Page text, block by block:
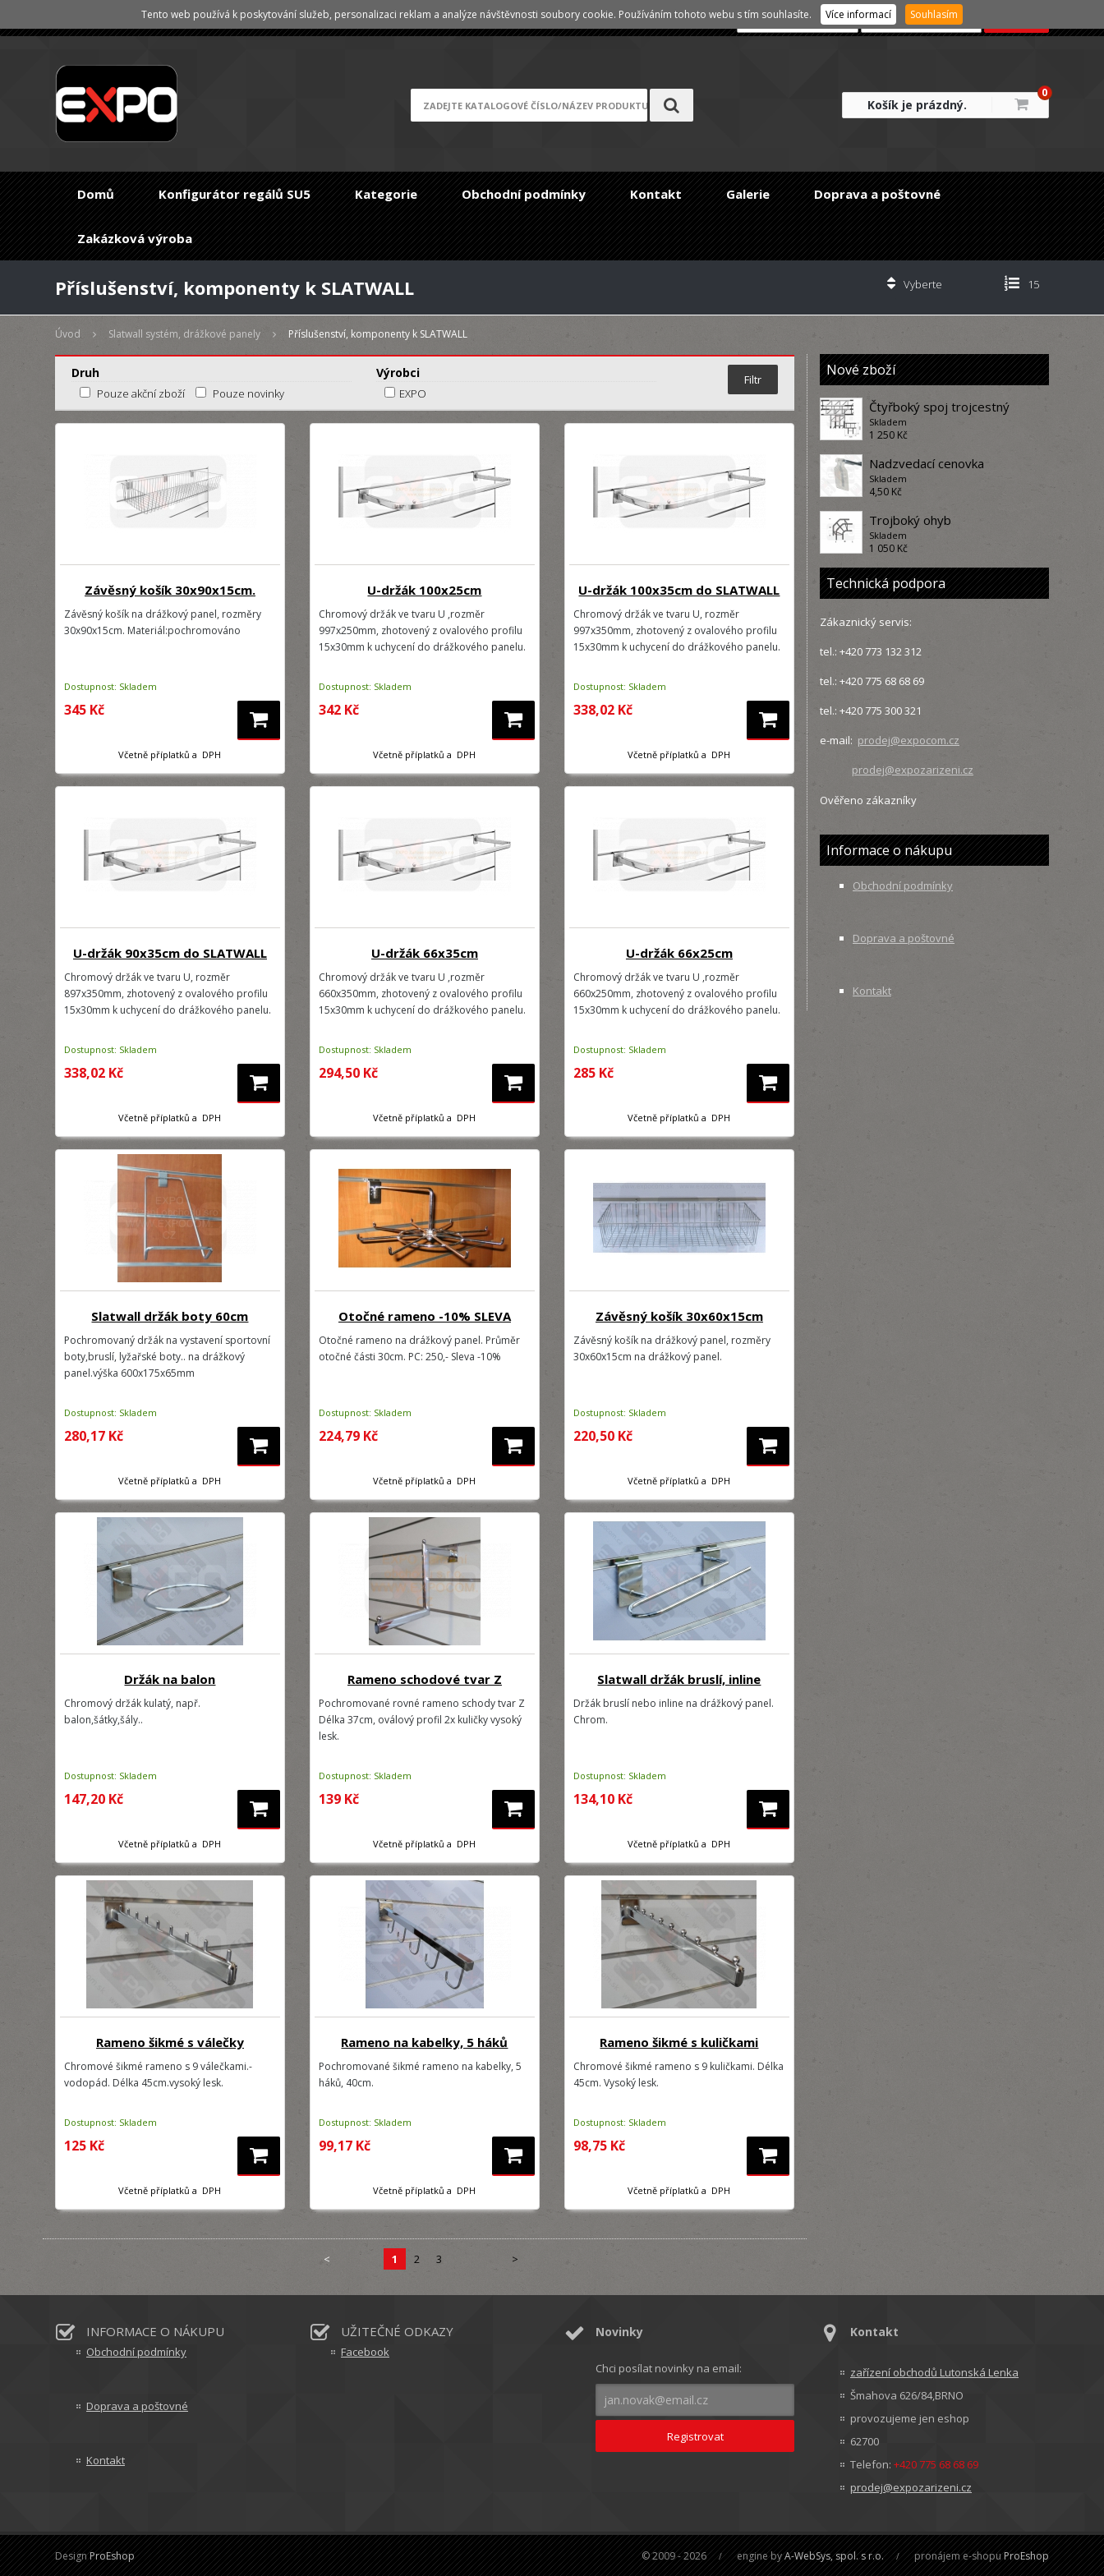
Registrace/Zapomenuté heslo
Košík je prázdný.
0
Domů Konfigurátor regálů SU5 Kategorie Obchodní podmínky Kontakt Galerie Doprava a poštovné
Zakázková výroba
Příslušenství, komponenty k SLATWALL
Úvod Slatwall systém, drážkové panely Příslušenství, komponenty k SLATWALL
Druh
Pouze akční zboží Pouze novinky
Výrobci
EXPO
Závěsný košík 30x90x15cm.
Závěsný košík na drážkový panel, rozměry
30x90x15cm. Materiál:pochromováno
Dostupnost: Skladem
345 Kč
Včetně příplatků a DPH
U-držák 100x25cm
Chromový držák ve tvaru U ,rozměr
997x250mm, zhotovený z ovalového profilu
15x30mm k uchycení do drážkového panelu.
Dostupnost: Skladem
342 Kč
Včetně příplatků a DPH
U-držák 100x35cm do SLATWALL
Chromový držák ve tvaru U, rozměr
997x350mm, zhotovený z ovalového profilu
15x30mm k uchycení do drážkového panelu.
Dostupnost: Skladem
338,02 Kč
Včetně příplatků a DPH
U-držák 90x35cm do SLATWALL
Chromový držák ve tvaru U, rozměr
897x350mm, zhotovený z ovalového profilu
15x30mm k uchycení do drážkového panelu.
Dostupnost: Skladem
338,02 Kč
Včetně příplatků a DPH
U-držák 66x35cm
Chromový držák ve tvaru U ,rozměr
660x350mm, zhotovený z ovalového profilu
15x30mm k uchycení do drážkového panelu.
Dostupnost: Skladem
294,50 Kč
Včetně příplatků a DPH
U-držák 66x25cm
Chromový držák ve tvaru U ,rozměr
660x250mm, zhotovený z ovalového profilu
15x30mm k uchycení do drážkového panelu.
Dostupnost: Skladem
285 Kč
Včetně příplatků a DPH
Slatwall držák boty 60cm
Pochromovaný držák na vystavení sportovní
boty,bruslí, lyžařské boty.. na drážkový
panel.výška 600x175x65mm
Dostupnost: Skladem
280,17 Kč
Včetně příplatků a DPH
Otočné rameno -10% SLEVA
Otočné rameno na drážkový panel. Průměr
otočné části 30cm. PC: 250,- Sleva -10%
Dostupnost: Skladem
224,79 Kč
Včetně příplatků a DPH
Závěsný košík 30x60x15cm
Závěsný košík na drážkový panel, rozměry
30x60x15cm na drážkový panel.
Dostupnost: Skladem
220,50 Kč
Včetně příplatků a DPH
Držák na balon
Chromový držák kulatý, např.
balon,šátky,šály..
Dostupnost: Skladem
147,20 Kč
Včetně příplatků a DPH
Rameno schodové tvar Z
Pochromované rovné rameno schody tvar Z
Délka 37cm, oválový profil 2x kuličky vysoký
lesk.
Dostupnost: Skladem
139 Kč
Včetně příplatků a DPH
Slatwall držák bruslí, inline
Držák bruslí nebo inline na drážkový panel.
Chrom.
Dostupnost: Skladem
134,10 Kč
Včetně příplatků a DPH
Rameno šikmé s válečky
Chromové šikmé rameno s 9 válečkami.-
vodopád. Délka 45cm.vysoký lesk.
Dostupnost: Skladem
125 Kč
Včetně příplatků a DPH
Rameno na kabelky, 5 háků
Pochromované šikmé rameno na kabelky, 5
háků, 40cm.
Dostupnost: Skladem
99,17 Kč
Včetně příplatků a DPH
Rameno šikmé s kuličkami
Chromové šikmé rameno s 9 kuličkami. Délka
45cm. Vysoký lesk.
Dostupnost: Skladem
98,75 Kč
Včetně příplatků a DPH
< 1 2 3 >
Nové zboží
Čtyřboký spoj trojcestný
Skladem
1 250 Kč
Nadzvedací cenovka
Skladem
4,50 Kč
Trojboký ohyb
Skladem
1 050 Kč
Technická podpora
Zákaznický servis:
tel.: +420 773 132 312
tel.: +420 775 68 68 69
tel.: +420 775 300 321
e-mail: prodej@expocom.cz
prodej@expozarizeni.cz
Ověřeno zákazníky
Informace o nákupu
Obchodní podmínky
Doprava a poštovné
Kontakt
INFORMACE O NÁKUPU
Obchodní podmínky
Doprava a poštovné
Kontakt
UŽITEČNÉ ODKAZY
Facebook
Novinky
Chci posílat novinky na email:
Kontakt
zařízení obchodů Lutonská Lenka
Šmahova 626/84,BRNO
provozujeme jen eshop
62700
Telefon: +420 775 68 68 69
prodej@expozarizeni.cz
DesignProEshop © 2009 - 2026 engine byA-WebSys, spol. s r.o. pronájem e-shopuProEshop
Tento web používá k poskytování služeb, personalizaci reklam a analýze návštěvnosti soubory cookie. Používáním tohoto webu s tím souhlasíte. Více informací Souhlasím